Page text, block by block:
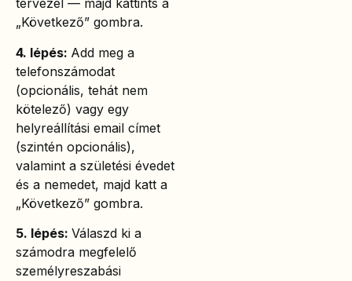
tervezel — majd kattints a
„Következő” gombra.
4. lépés: Add meg a
telefonszámodat
(opcionális, tehát nem
kötelező) vagy egy
helyreállítási email címet
(szintén opcionális),
valamint a születési évedet
és a nemedet, majd katt a
„Következő” gombra.
5. lépés: Válaszd ki a
számodra megfelelő
személyreszabási